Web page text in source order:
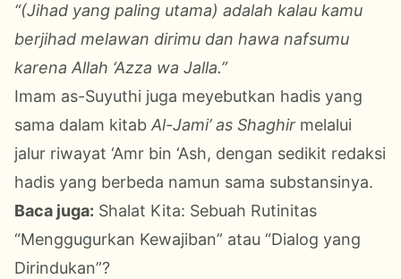
“(Jihad yang paling utama) adalah kalau kamu
berjihad melawan dirimu dan hawa nafsumu
karena Allah ‘Azza wa Jalla.”
Imam as-Suyuthi juga meyebutkan hadis yang
sama dalam kitab Al-Jami’ as Shaghir melalui
jalur riwayat ‘Amr bin ‘Ash, dengan sedikit redaksi
hadis yang berbeda namun sama substansinya.
Baca juga: Shalat Kita: Sebuah Rutinitas
“Menggugurkan Kewajiban” atau “Dialog yang
Dirindukan”?